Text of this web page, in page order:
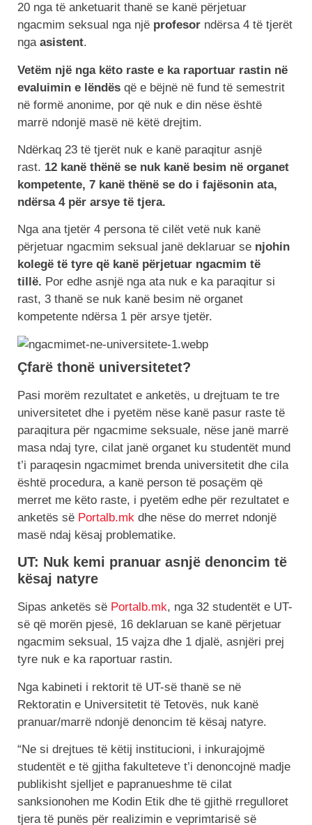
20 nga të anketuarit thanë se kanë përjetuar
ngacmim seksual nga një profesor ndërsa 4 të tjerët
nga asistent.
Vetëm një nga këto raste e ka raportuar rastin në
evaluimin e lëndës që e bëjnë në fund të semestrit
në formë anonime, por që nuk e din nëse është
marrë ndonjë masë në këtë drejtim.
Ndërkaq 23 të tjerët nuk e kanë paraqitur asnjë
rast. 12 kanë thënë se nuk kanë besim në organet
kompetente, 7 kanë thënë se do i fajësonin ata,
ndërsa 4 për arsye të tjera.
Nga ana tjetër 4 persona të cilët vetë nuk kanë
përjetuar ngacmim seksual janë deklaruar se njohin
kolegë të tyre që kanë përjetuar ngacmim të
tillë. Por edhe asnjë nga ata nuk e ka paraqitur si
rast, 3 thanë se nuk kanë besim në organet
kompetente ndërsa 1 për arsye tjetër.
Çfarë thonë universitetet?
Pasi morëm rezultatet e anketës, u drejtuam te tre
universitetet dhe i pyetëm nëse kanë pasur raste të
paraqitura për ngacmime seksuale, nëse janë marrë
masa ndaj tyre, cilat janë organet ku studentët mund
t’i paraqesin ngacmimet brenda universitetit dhe cila
është procedura, a kanë person të posaçëm që
merret me këto raste, i pyetëm edhe për rezultatet e
anketës së Portalb.mk dhe nëse do merret ndonjë
masë ndaj kësaj problematike.
UT: Nuk kemi pranuar asnjë denoncim të
kësaj natyre
Sipas anketës së Portalb.mk, nga 32 studentët e UT-
së që morën pjesë, 16 deklaruan se kanë përjetuar
ngacmim seksual, 15 vajza dhe 1 djalë, asnjëri prej
tyre nuk e ka raportuar rastin.
Nga kabineti i rektorit të UT-së thanë se në
Rektoratin e Universitetit të Tetovës, nuk kanë
pranuar/marrë ndonjë denoncim të kësaj natyre.
“Ne si drejtues të këtij institucioni, i inkurajojmë
studentët e të gjitha fakulteteve t’i denoncojnë madje
publikisht sjelljet e papranueshme të cilat
sanksionohen me Kodin Etik dhe të gjithë rregulloret
tjera të punës për realizimin e veprimtarisë së